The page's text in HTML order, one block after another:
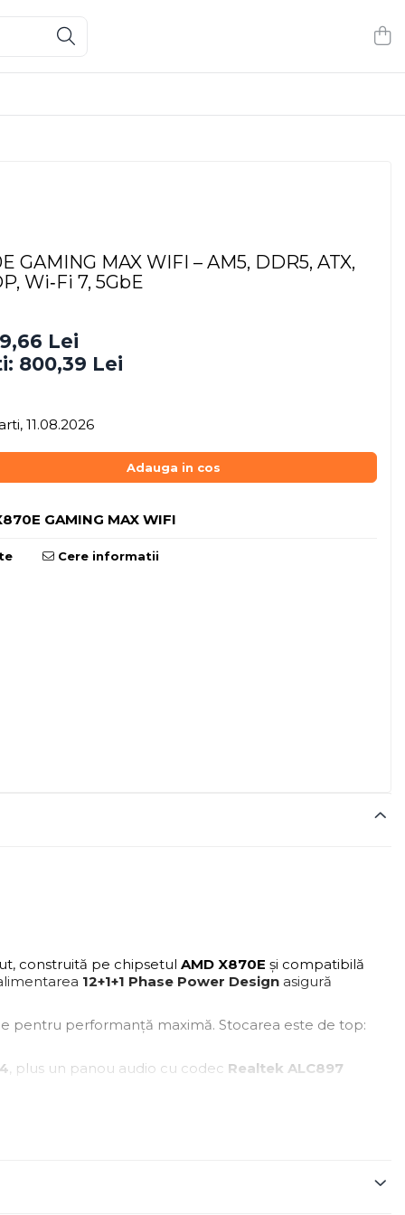
GAMING MAX WIFI – AM5, DDR5, ATX,
Wi‑Fi 7, 5GbE
Lei
800,39 Lei
11.08.2026
Adauga in cos
GAMING MAX WIFI
Cere informatii
construită pe chipsetul AMD X870E și compatibilă
12+1+1 Phase Power Design asigură
pentru performanță maximă. Stocarea este de top:
, plus un panou audio cu codec Realtek ALC897